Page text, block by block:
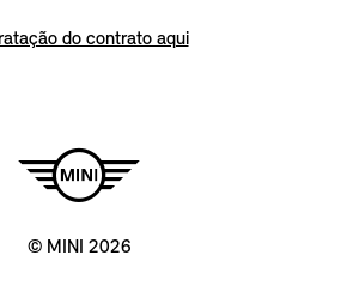
do contrato aqui
© MINI 2026